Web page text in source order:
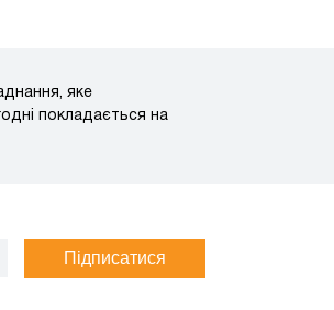
яке
покладається на
Підписатися